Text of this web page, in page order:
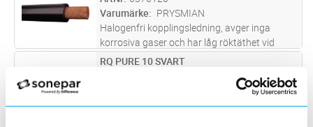
Varumärke
PRYSMIAN
Halogenfri kopplingsledning, avger inga
korrosiva gaser och har låg röktäthet vid
brand. För indragning i rör, ledningskanaler
M Lägg i kundvagn
RQ PURE 10 SVART
Halogenfri kopplingsledning, avger inga